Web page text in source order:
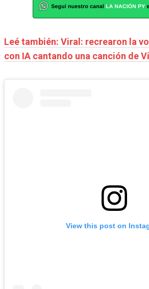
Leé también: Viral: recrearon la
con IA cantando una canción de
View this post on